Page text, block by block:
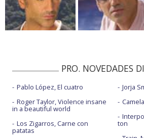
PRO. NOVEDADES
Pablo López, El cuatro
Roger Taylor, Violence insane
in a beautiful world
Los Zigarros, Carne con
patatas
Jorja
ton